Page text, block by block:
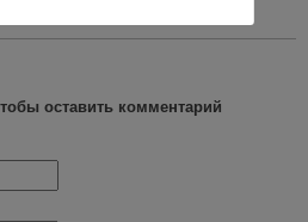
оставить комментарий